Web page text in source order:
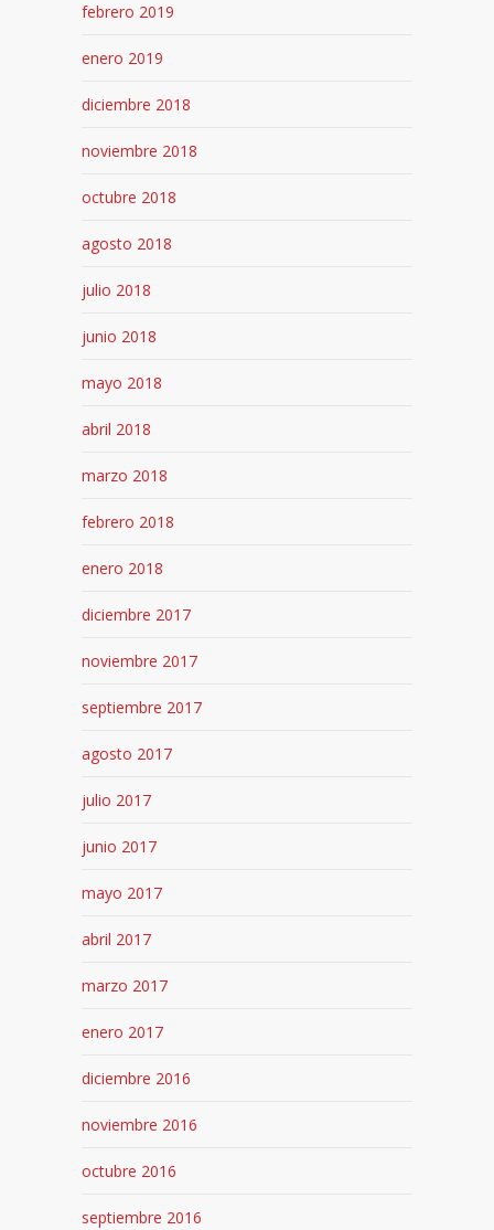
febrero 2019
enero 2019
diciembre 2018
noviembre 2018
octubre 2018
agosto 2018
julio 2018
junio 2018
mayo 2018
abril 2018
marzo 2018
febrero 2018
enero 2018
diciembre 2017
noviembre 2017
septiembre 2017
agosto 2017
julio 2017
junio 2017
mayo 2017
abril 2017
marzo 2017
enero 2017
diciembre 2016
noviembre 2016
octubre 2016
septiembre 2016